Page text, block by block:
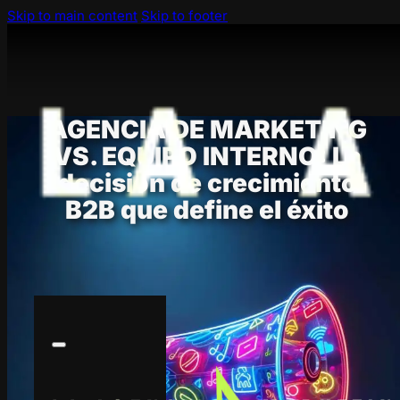
Skip to main content Skip to footer
AGENCIA DE MARKETING
VS. EQUIPO INTERNO: La
decisión de crecimiento
B2B que define el éxito